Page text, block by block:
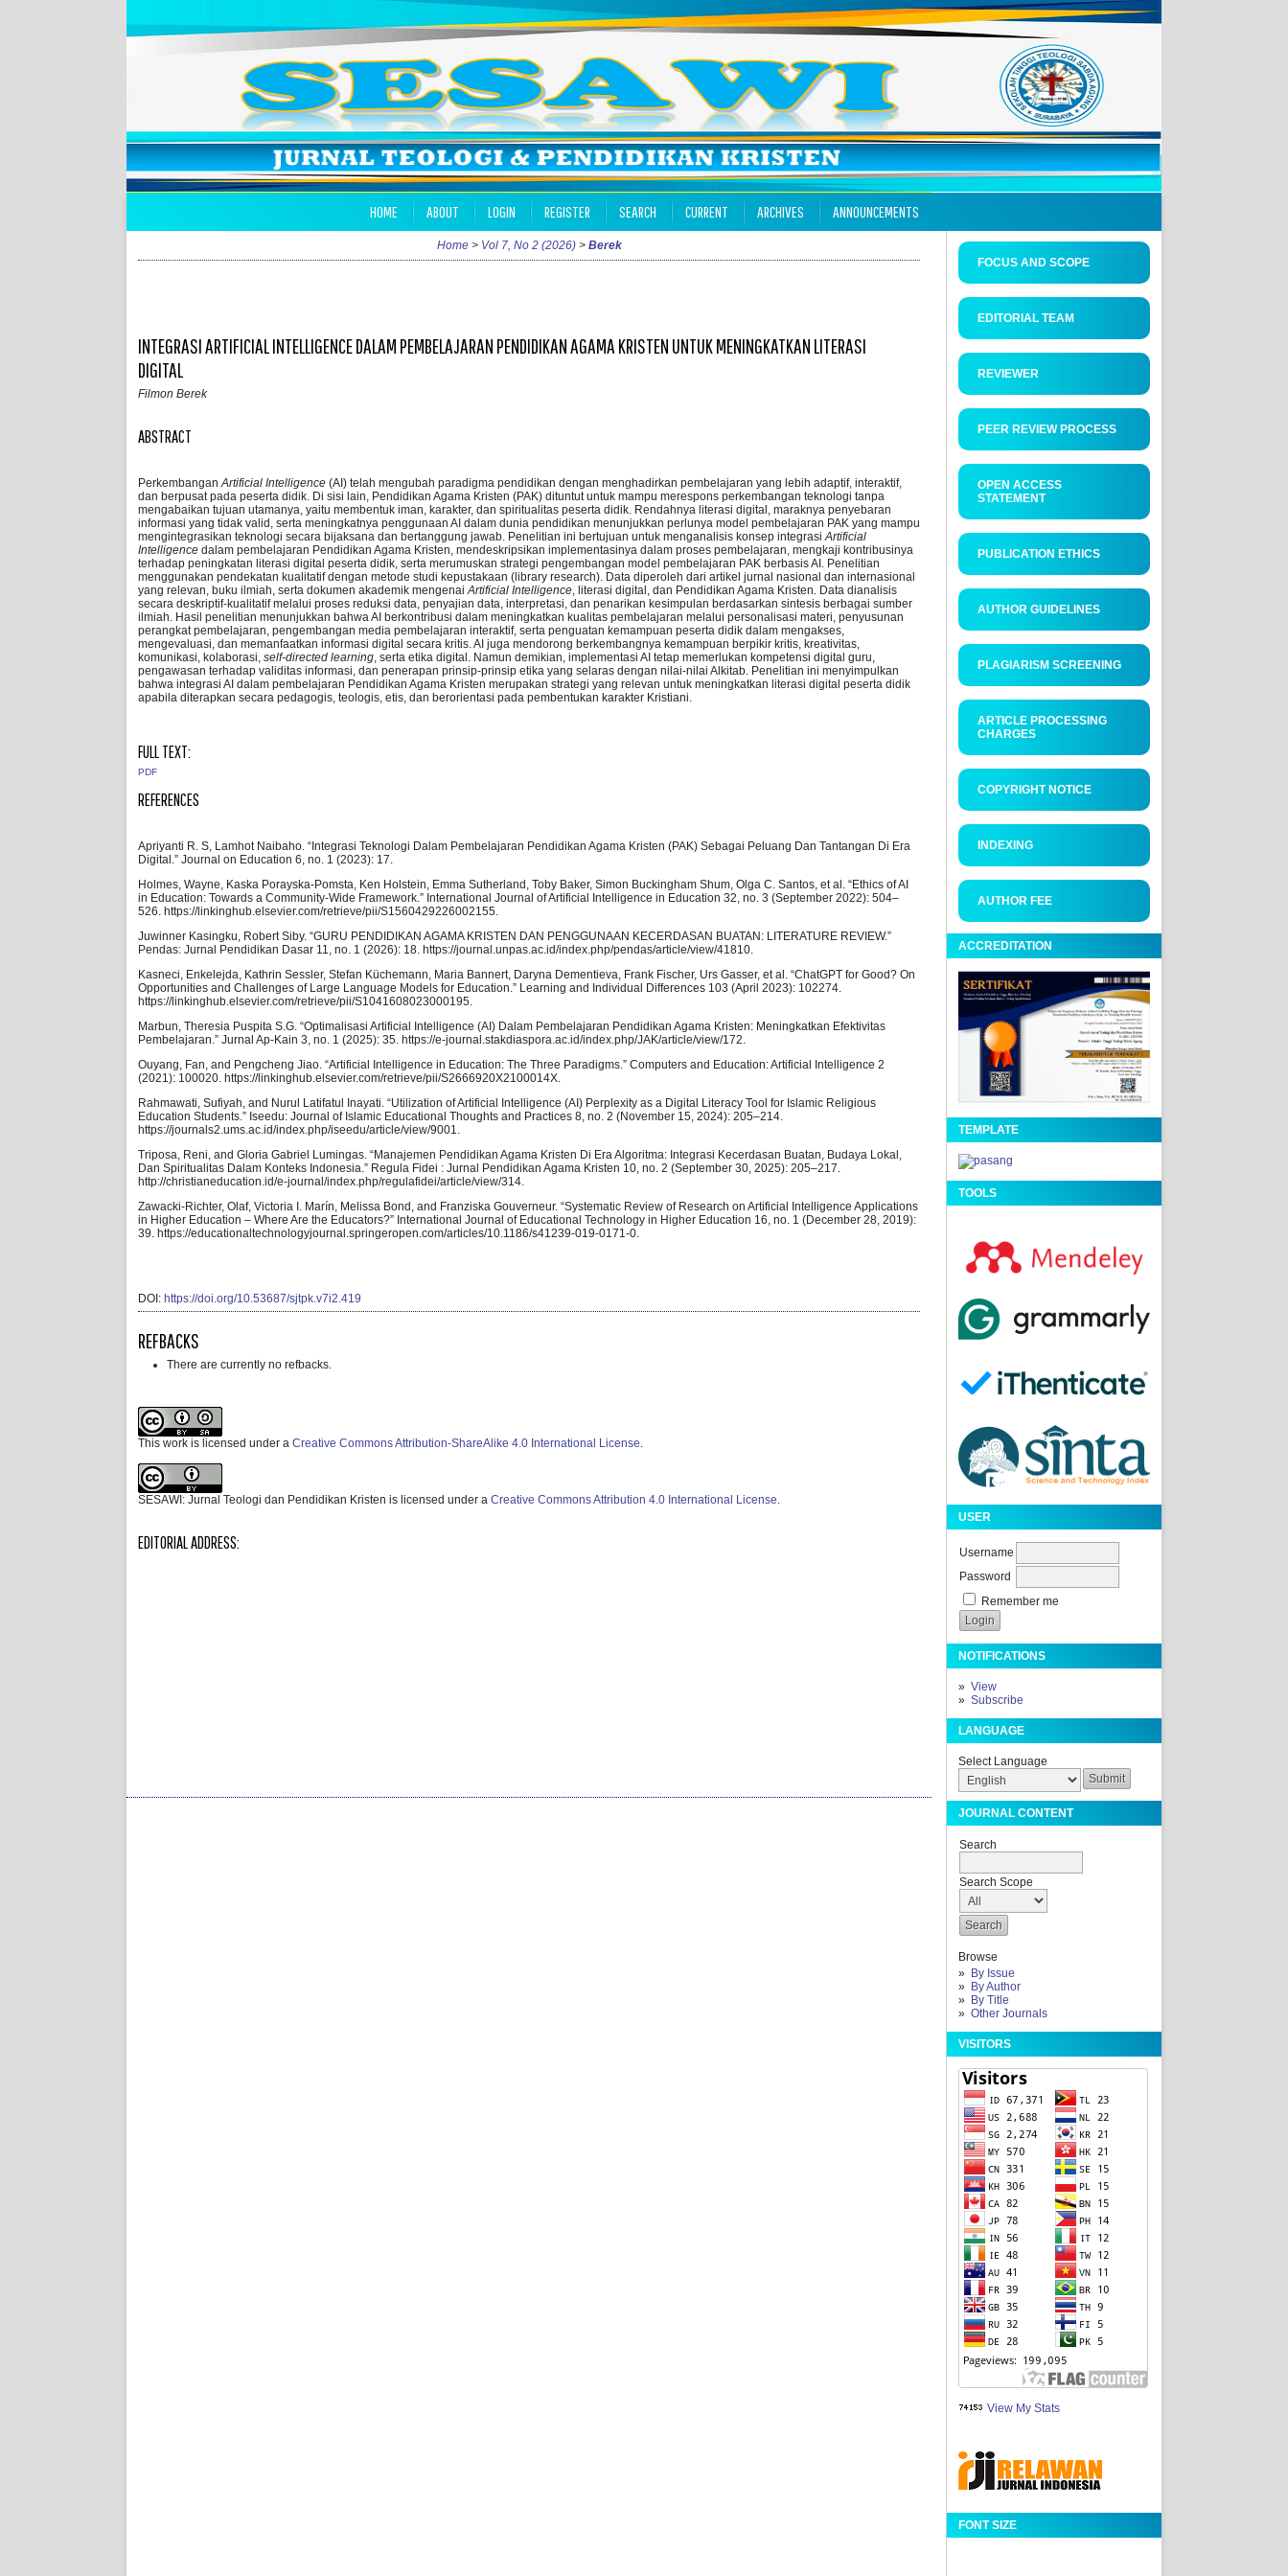
FOCUS AND SCOPE
EDITORIAL TEAM
REVIEWER
PEER REVIEW PROCESS
OPEN ACCESS
STATEMENT
PUBLICATION ETHICS
AUTHOR GUIDELINES
PLAGIARISM SCREENING
ARTICLE PROCESSING
CHARGES
COPYRIGHT NOTICE
INDEXING
AUTHOR FEE
ACCREDITATION
TEMPLATE
TOOLS
USER
Username
Password
Remember me
NOTIFICATIONS
View
Subscribe
LANGUAGE
Select Language
JOURNAL CONTENT
Search
Search Scope
Browse
By Issue
By Author
By Title
Other Journals
VISITORS
View My Stats
FONT SIZE
HOME ABOUT LOGIN REGISTER SEARCH CURRENT ARCHIVES ANNOUNCEMENTS
Home> Vol 7, No 2 (2026)> Berek
INTEGRASI ARTIFICIAL INTELLIGENCE DALAM PEMBELAJARAN PENDIDIKAN AGAMA KRISTEN UNTUK MENINGKATKAN LITERASI
DIGITAL
Filmon Berek
ABSTRACT
Perkembangan Artificial Intelligence (AI) telah mengubah paradigma pendidikan dengan menghadirkan pembelajaran yang lebih adaptif, interaktif,
dan berpusat pada peserta didik. Di sisi lain, Pendidikan Agama Kristen (PAK) dituntut untuk mampu merespons perkembangan teknologi tanpa
mengabaikan tujuan utamanya, yaitu membentuk iman, karakter, dan spiritualitas peserta didik. Rendahnya literasi digital, maraknya penyebaran
informasi yang tidak valid, serta meningkatnya penggunaan AI dalam dunia pendidikan menunjukkan perlunya model pembelajaran PAK yang mampu
mengintegrasikan teknologi secara bijaksana dan bertanggung jawab. Penelitian ini bertujuan untuk menganalisis konsep integrasi Artificial
Intelligence dalam pembelajaran Pendidikan Agama Kristen, mendeskripsikan implementasinya dalam proses pembelajaran, mengkaji kontribusinya
terhadap peningkatan literasi digital peserta didik, serta merumuskan strategi pengembangan model pembelajaran PAK berbasis AI. Penelitian
menggunakan pendekatan kualitatif dengan metode studi kepustakaan (library research). Data diperoleh dari artikel jurnal nasional dan internasional
yang relevan, buku ilmiah, serta dokumen akademik mengenai Artificial Intelligence , literasi digital, dan Pendidikan Agama Kristen. Data dianalisis
secara deskriptif-kualitatif melalui proses reduksi data, penyajian data, interpretasi, dan penarikan kesimpulan berdasarkan sintesis berbagai sumber
ilmiah. Hasil penelitian menunjukkan bahwa AI berkontribusi dalam meningkatkan kualitas pembelajaran melalui personalisasi materi, penyusunan
perangkat pembelajaran, pengembangan media pembelajaran interaktif, serta penguatan kemampuan peserta didik dalam mengakses,
mengevaluasi, dan memanfaatkan informasi digital secara kritis. AI juga mendorong berkembangnya kemampuan berpikir kritis, kreativitas,
komunikasi, kolaborasi, self-directed learning , serta etika digital. Namun demikian, implementasi AI tetap memerlukan kompetensi digital guru,
pengawasan terhadap validitas informasi, dan penerapan prinsip-prinsip etika yang selaras dengan nilai-nilai Alkitab. Penelitian ini menyimpulkan
bahwa integrasi AI dalam pembelajaran Pendidikan Agama Kristen merupakan strategi yang relevan untuk meningkatkan literasi digital peserta didik
apabila diterapkan secara pedagogis, teologis, etis, dan berorientasi pada pembentukan karakter Kristiani.
FULL TEXT:
PDF
REFERENCES
Apriyanti R. S, Lamhot Naibaho. “Integrasi Teknologi Dalam Pembelajaran Pendidikan Agama Kristen (PAK) Sebagai Peluang Dan Tantangan Di Era
Digital.” Journal on Education 6, no. 1 (2023): 17.
Holmes, Wayne, Kaska Porayska-Pomsta, Ken Holstein, Emma Sutherland, Toby Baker, Simon Buckingham Shum, Olga C. Santos, et al. “Ethics of AI
in Education: Towards a Community-Wide Framework.” International Journal of Artificial Intelligence in Education 32, no. 3 (September 2022): 504–
526. https://linkinghub.elsevier.com/retrieve/pii/S1560429226002155.
Juwinner Kasingku, Robert Siby. “GURU PENDIDIKAN AGAMA KRISTEN DAN PENGGUNAAN KECERDASAN BUATAN: LITERATURE REVIEW.”
Pendas: Jurnal Pendidikan Dasar 11, no. 1 (2026): 18. https://journal.unpas.ac.id/index.php/pendas/article/view/41810.
Kasneci, Enkelejda, Kathrin Sessler, Stefan Küchemann, Maria Bannert, Daryna Dementieva, Frank Fischer, Urs Gasser, et al. “ChatGPT for Good? On
Opportunities and Challenges of Large Language Models for Education.” Learning and Individual Differences 103 (April 2023): 102274.
https://linkinghub.elsevier.com/retrieve/pii/S1041608023000195.
Marbun, Theresia Puspita S.G. “Optimalisasi Artificial Intelligence (AI) Dalam Pembelajaran Pendidikan Agama Kristen: Meningkatkan Efektivitas
Pembelajaran.” Jurnal Ap-Kain 3, no. 1 (2025): 35. https://e-journal.stakdiaspora.ac.id/index.php/JAK/article/view/172.
Ouyang, Fan, and Pengcheng Jiao. “Artificial Intelligence in Education: The Three Paradigms.” Computers and Education: Artificial Intelligence 2
(2021): 100020. https://linkinghub.elsevier.com/retrieve/pii/S2666920X2100014X.
Rahmawati, Sufiyah, and Nurul Latifatul Inayati. “Utilization of Artificial Intelligence (AI) Perplexity as a Digital Literacy Tool for Islamic Religious
Education Students.” Iseedu: Journal of Islamic Educational Thoughts and Practices 8, no. 2 (November 15, 2024): 205–214.
https://journals2.ums.ac.id/index.php/iseedu/article/view/9001.
Triposa, Reni, and Gloria Gabriel Lumingas. “Manajemen Pendidikan Agama Kristen Di Era Algoritma: Integrasi Kecerdasan Buatan, Budaya Lokal,
Dan Spiritualitas Dalam Konteks Indonesia.” Regula Fidei : Jurnal Pendidikan Agama Kristen 10, no. 2 (September 30, 2025): 205–217.
http://christianeducation.id/e-journal/index.php/regulafidei/article/view/314.
Zawacki-Richter, Olaf, Victoria I. Marín, Melissa Bond, and Franziska Gouverneur. “Systematic Review of Research on Artificial Intelligence Applications
in Higher Education – Where Are the Educators?” International Journal of Educational Technology in Higher Education 16, no. 1 (December 28, 2019):
39. https://educationaltechnologyjournal.springeropen.com/articles/10.1186/s41239-019-0171-0.
DOI: https://doi.org/10.53687/sjtpk.v7i2.419
REFBACKS
There are currently no refbacks.
This work is licensed under a Creative Commons Attribution-ShareAlike 4.0 International License
SESAWI: Jurnal Teologi dan Pendidikan Kristen is licensed under a Creative Commons Attribution 4.0 International License
EDITORIAL ADDRESS: